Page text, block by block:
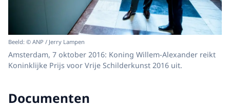
Beeld: © ANP / Jerry Lampen
Amsterdam, 7 oktober 2016: Koning Willem-Alexander reikt
Koninklijke Prijs voor Vrije Schilderkunst 2016 uit.
Documenten